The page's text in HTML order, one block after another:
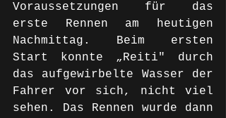
Voraussetzungen für das
erste Rennen am heutigen
Nachmittag. Beim ersten
Start konnte „Reiti" durch
das aufgewirbelte Wasser der
Fahrer vor sich, nicht viel
sehen. Das Rennen wurde dann